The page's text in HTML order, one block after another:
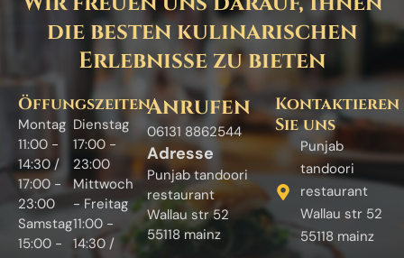
die besten kulinarischen
Erlebnisse zu bieten
Öffungszeiten
Montag
11:00 -
14:30 /
17:00 -
23:00
Samstag
15:00 -
Dienstag
17:00 -
23:00
Mittwoch
- Freitag
11:00 -
14:30 /
Anrufen
06131 8862544
Adresse
Punjab tandoori
restaurant
Wallau str 52
55118 mainz
Kontaktieren
Sie uns
Punjab
tandoori
restaurant
Wallau str 52
55118 mainz